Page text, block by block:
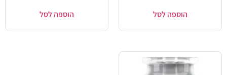
הוספה לסל הוספה לסל